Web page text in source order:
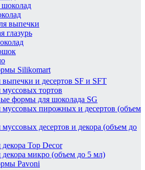
выпечки
глазурь
Silikomart
и десертов SF и SFT
тортов
формы для шоколада SG
пирожных и десертов (объем
десертов и декора (объем до
Top Decor
микро (объем до 5 мл)
Pavoni